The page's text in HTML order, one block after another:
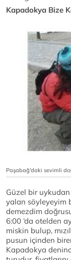
Kapadokya Bize
Paşabağ'daki sevimli
Güzel bir
yalan söyleyeyim
demezdim
6:00 ‘da otelden
miskin bulup,
pusun içinden
Kapadokya